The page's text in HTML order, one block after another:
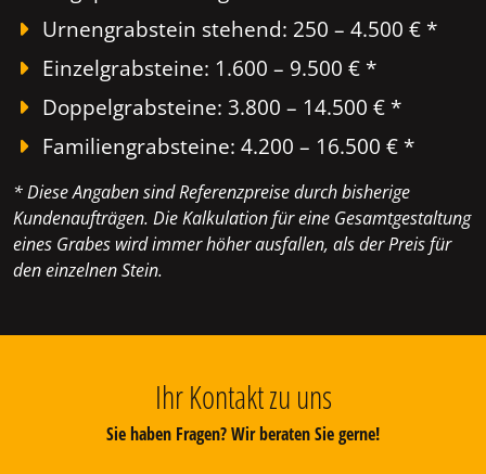
Urnengrabstein stehend: 250 – 4.500 € *
Einzelgrabsteine: 1.600 – 9.500 € *
Doppelgrabsteine: 3.800 – 14.500 € *
Familiengrabsteine: 4.200 – 16.500 € *
* Diese Angaben sind Referenzpreise durch bisherige
Kundenaufträgen. Die Kalkulation für eine Gesamtgestaltung
eines Grabes wird immer höher ausfallen, als der Preis für
den einzelnen Stein.
Ihr Kontakt zu uns
Sie haben Fragen? Wir beraten Sie gerne!